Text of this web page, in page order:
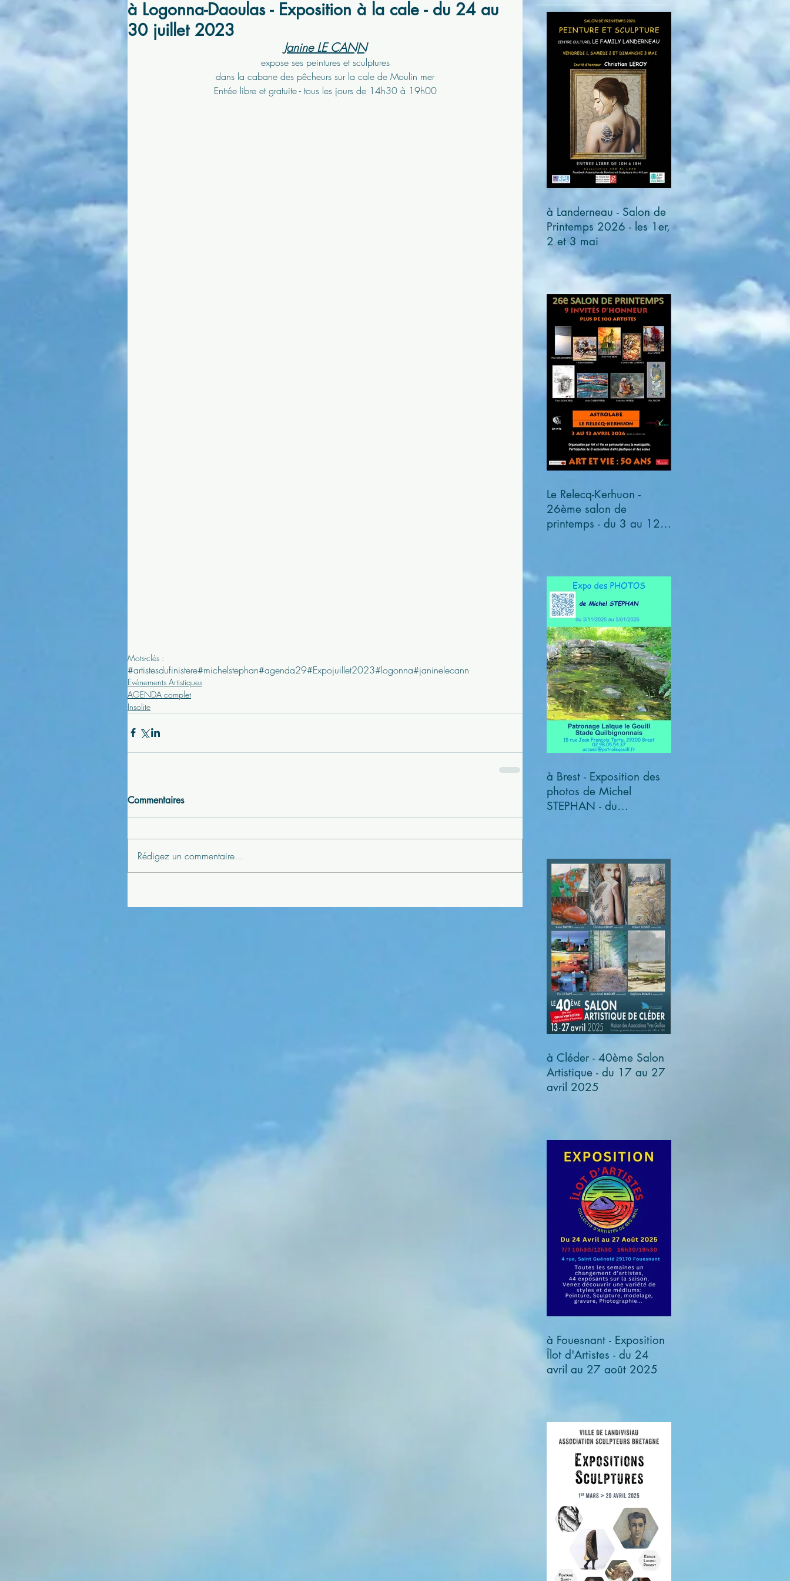
à Logonna-Daoulas - Exposition à la cale - du 24 au
30 juillet 2023
Janine LE CANN
expose ses peintures et sculptures
dans la cabane des pêcheurs sur la cale de Moulin mer
Entrée libre et gratuite - tous les jours de 14h30 à 19h00
Mots-clés :
#artistesdufinistere#michelstephan#agenda29#Expojuillet2023#logonna#janinelecann
Evénements Artistiques
AGENDA complet
Insolite
Commentaires
Rédigez un commentaire...
à Landerneau - Salon de
Printemps 2026 - les 1er,
2 et 3 mai
Le Relecq-Kerhuon -
26ème salon de
printemps - du 3 au 12
à Brest - Exposition des
photos de Michel
STEPHAN - du
à Cléder - 40ème Salon
Artistique - du 17 au 27
avril 2025
à Fouesnant - Exposition
Îlot d'Artistes - du 24
avril au 27 août 2025